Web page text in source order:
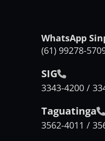
WhatsApp
(61) 99278-
SIG
3343-4200 /
Taguatinga
3562-4011 /